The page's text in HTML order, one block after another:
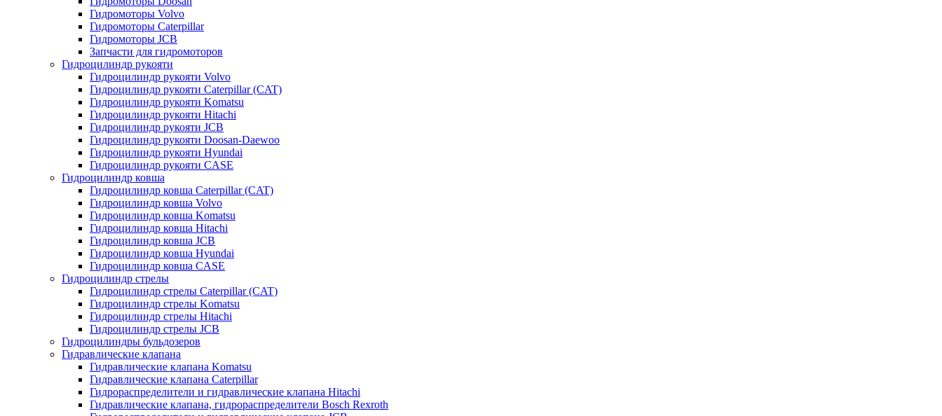
Гидромоторы Volvo
Гидромоторы Caterpillar
Гидромоторы JCB
Запчасти для гидромоторов
Гидроцилиндр рукояти
Гидроцилиндр рукояти Volvo
Гидроцилиндр рукояти Caterpillar (CAT)
Гидроцилиндр рукояти Komatsu
Гидроцилиндр рукояти Hitachi
Гидроцилиндр рукояти JCB
Гидроцилиндр рукояти Doosan-Daewoo
Гидроцилиндр рукояти Hyundai
Гидроцилиндр рукояти CASE
Гидроцилиндр ковша
Гидроцилиндр ковша Caterpillar (CAT)
Гидроцилиндр ковша Volvo
Гидроцилиндр ковша Komatsu
Гидроцилиндр ковша Hitachi
Гидроцилиндр ковша JCB
Гидроцилиндр ковша Hyundai
Гидроцилиндр ковша CASE
Гидроцилиндр стрелы
Гидроцилиндр стрелы Caterpillar (CAT)
Гидроцилиндр стрелы Komatsu
Гидроцилиндр стрелы Hitachi
Гидроцилиндр стрелы JCB
Гидроцилиндры бульдозеров
Гидравлические клапана
Гидравлические клапана Komatsu
Гидравлические клапана Caterpillar
Гидрораспределители и гидравлические клапана Hitachi
Гидравлические клапана, гидрораспределители Bosch Rexroth